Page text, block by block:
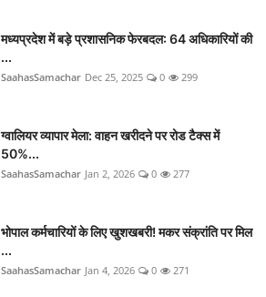
मध्यप्रदेश में बड़े प्रशासनिक फेरबदल: 64 अधिकारियों की
...
SaahasSamachar Dec 25, 2025 0 299
ग्वालियर व्यापार मेला: वाहन खरीदने पर रोड टैक्स में
50%...
SaahasSamachar Jan 2, 2026 0 277
भोपाल कर्मचारियों के लिए खुशखबरी! मकर संक्रांति पर मिल
...
SaahasSamachar Jan 4, 2026 0 271